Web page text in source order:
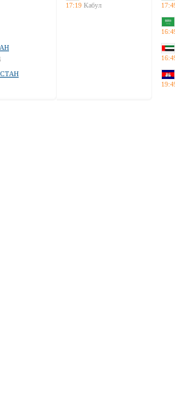
17:19 Кабул